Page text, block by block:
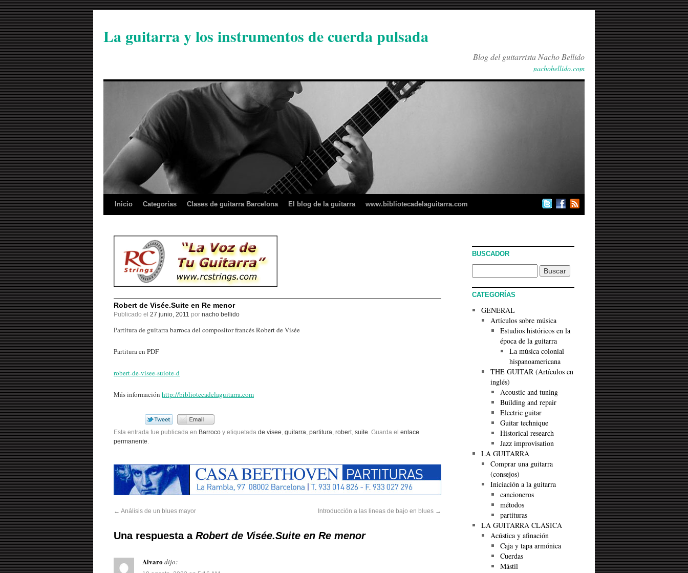
La guitarra y los instrumentos de cuerda pulsada
Blog del guitarrista Nacho Bellido
nachobellido.com
Inicio Categorías Clases de guitarra Barcelona El blog de la guitarra www.bibliotecadelaguitarra.com
Robert de Visée.Suite en Re menor
Publicado el 27 junio, 2011 por nacho bellido
Partitura de guitarra barroca del compositor francés Robert de Visée
Partitura en PDF
robert-de-visee-suiote-d
Más información http://bibliotecadelaguitarra.com
Esta entrada fue publicada en Barroco y etiquetada de visee guitarra partitura robert suite . Guarda el enlace
permanente
← Análisis de un blues mayor Introducción a las lineas de bajo en blues →
Una respuesta a Robert de Visée.Suite en Re menor
Alvarodijo:
BUSCADOR
CATEGORÍAS
GENERAL
Artículos sobre música
Estudios históricos en la
época de la guitarra
La música colonial
hispanoamericana
THE GUITAR (Artículos en
inglés)
Acoustic and tuning
Building and repair
Electric guitar
Guitar technique
Historical research
Jazz improvisation
LA GUITARRA
Comprar una guitarra
(consejos)
Iniciación a la guitarra
cancioneros
métodos
partituras
LA GUITARRA CLÁSICA
Acústica y afinación
Caja y tapa armónica
Cuerdas
Mástil